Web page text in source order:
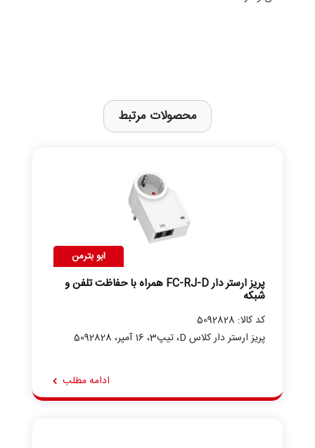
محصولات مرتبط
ابو بترمن
پریز ارستر دار FC-RJ-D همراه با حفاظت تلفن و
شبکه
کد کالا: 5092828
پریز ارستر دار کلاس D، تیپ3، 16 آمپر، 5092828
ادامه مطلب